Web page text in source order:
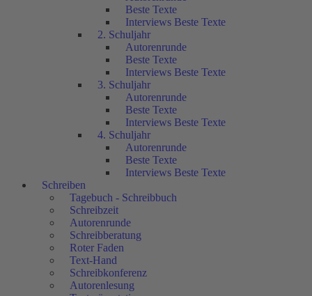
Beste Texte
Interviews Beste Texte
2. Schuljahr
Autorenrunde
Beste Texte
Interviews Beste Texte
3. Schuljahr
Autorenrunde
Beste Texte
Interviews Beste Texte
4. Schuljahr
Autorenrunde
Beste Texte
Interviews Beste Texte
Schreiben
Tagebuch - Schreibbuch
Schreibzeit
Autorenrunde
Schreibberatung
Roter Faden
Text-Hand
Schreibkonferenz
Autorenlesung